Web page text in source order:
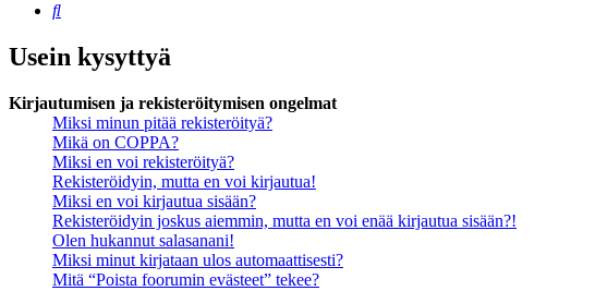
Etsi
Usein kysyttyä
Kirjautumisen ja rekisteröitymisen ongelmat
Miksi minun pitää rekisteröityä?
Mikä on COPPA?
Miksi en voi rekisteröityä?
Rekisteröidyin, mutta en voi kirjautua!
Miksi en voi kirjautua sisään?
Rekisteröidyin joskus aiemmin, mutta en voi enää kirjautua sisään?!
Olen hukannut salasanani!
Miksi minut kirjataan ulos automaattisesti?
Mitä “Poista foorumin evästeet” tekee?